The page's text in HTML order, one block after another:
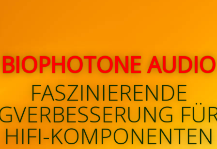
BIOPHOTONE AUDIO
FASZINIERENDE
HIFI-KOMPONENTEN